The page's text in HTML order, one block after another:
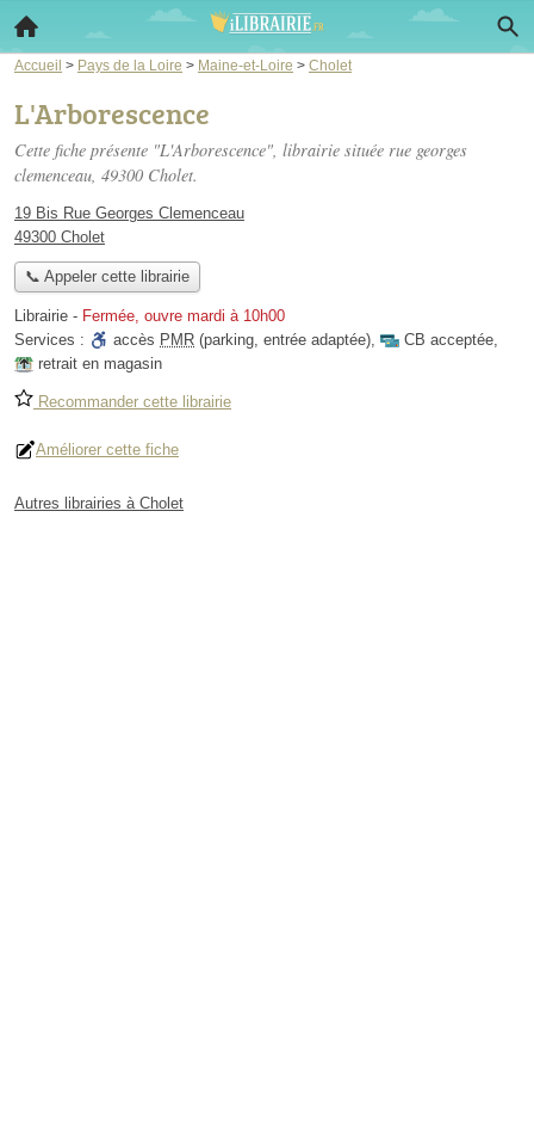
Accueil > Pays de la Loire > Maine-et-Loire > Cholet
L'Arborescence
Cette fiche présente "L'Arborescence", librairie située rue georges
clemenceau, 49300 Cholet.
19 Bis Rue Georges Clemenceau
49300 Cholet
📞 Appeler cette librairie
Librairie - Fermée, ouvre mardi à 10h00
Services :
accès PMR (parking, entrée adaptée), CB acceptée,
retrait en magasin
Recommander cette librairie
Améliorer cette fiche
Autres librairies à Cholet